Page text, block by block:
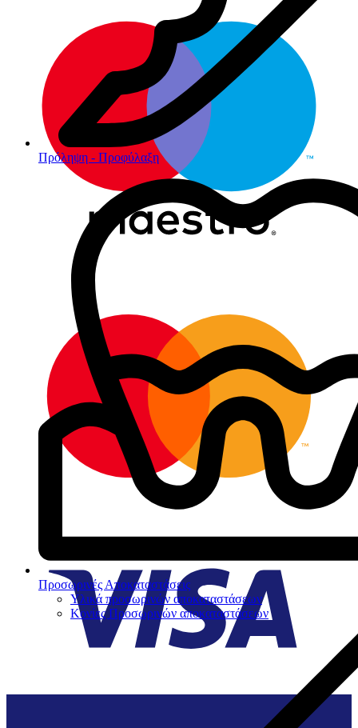
Πρόληψη - Προφύλαξη
Προσωρινές Αποκαταστάσεις
Υλικά προσωρινών αποκαταστάσεων
Κονίες Προσωρινών αποκαταστάσεων